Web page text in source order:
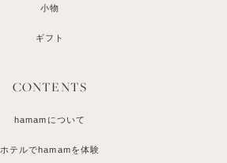
小物
ギフト
CONTENTS
hamamについて
ホテルでhamamを体験